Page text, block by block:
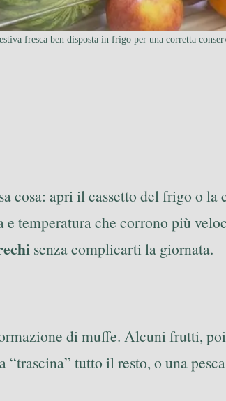
fresca ben disposta in frigo per una corretta
cosa: apri il cassetto del frigo o
temperatura che corrono più
senza complicarti la giornata.
di muffe. Alcuni frutti,
tutto il resto, o una